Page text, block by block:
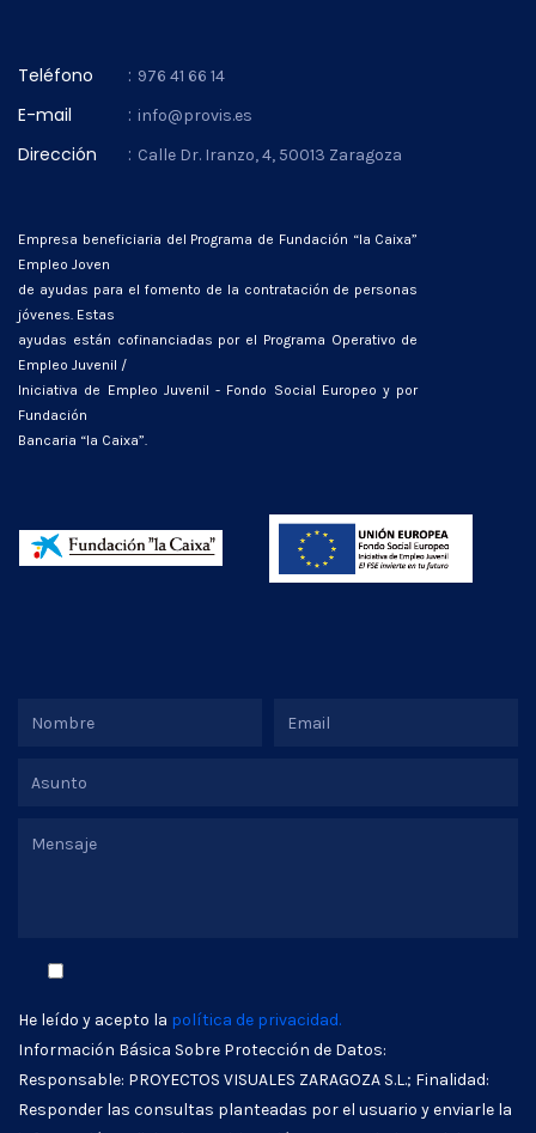
Teléfono : 976 41 66 14
E-mail : info@provis.es
Dirección : Calle Dr. Iranzo, 4, 50013 Zaragoza
Empresa beneficiaria del Programa de Fundación “la Caixa”
Empleo Joven
de ayudas para el fomento de la contratación de personas
jóvenes. Estas
ayudas están cofinanciadas por el Programa Operativo de
Empleo Juvenil /
Iniciativa de Empleo Juvenil - Fondo Social Europeo y por
Fundación
Bancaria “la Caixa”.
He leído y acepto la política de privacidad.
Información Básica Sobre Protección de Datos:
Responsable: PROYECTOS VISUALES ZARAGOZA S.L.; Finalidad:
Responder las consultas planteadas por el usuario y enviarle la